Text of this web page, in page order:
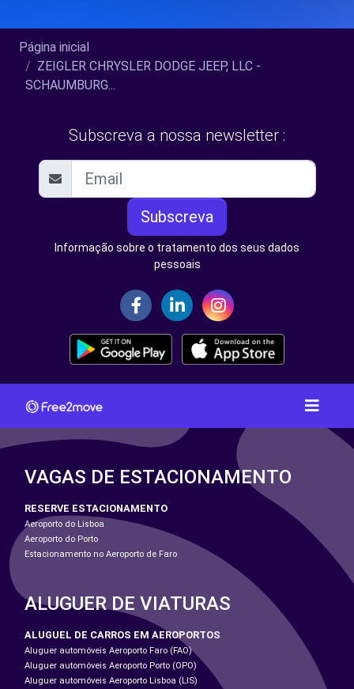
Página inicial
ZEIGLER CHRYSLER DODGE JEEP, LLC -
SCHAUMBURG...
Subscreva a nossa newsletter :
Subscreva
Informação sobre o tratamento dos seus dados
pessoais
VAGAS DE ESTACIONAMENTO
RESERVE ESTACIONAMENTO
Aeroporto do Lisboa
Aeroporto do Porto
Estacionamento no Aeroporto de Faro
ALUGUER DE VIATURAS
ALUGUEL DE CARROS EM AEROPORTOS
Aluguer automóveis Aeroporto Faro (FAO)
Aluguer automóveis Aeroporto Porto (OPO)
Aluguer automóveis Aeroporto Lisboa (LIS)